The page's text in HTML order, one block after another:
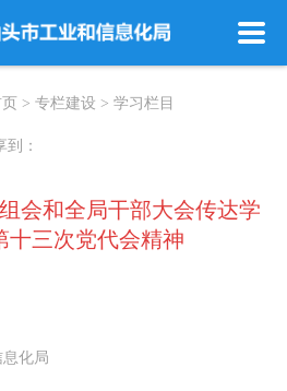
> 专栏建设 > 学习栏目
到：
会和全局干部大会传达学
十三次党代会精神
化局